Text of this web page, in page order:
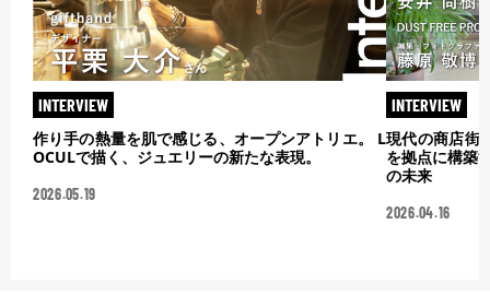
INTERVIEW
作り手の熱量を肌で感じる、オープンアトリエ。 L
OCULで描く、ジュエリーの新たな表現。
2026.05.19
INTERVIEW
現代の商店街
を拠点に構築
の未来
2026.04.16